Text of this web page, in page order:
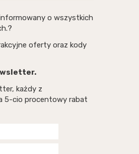
o wszystkich
oferty oraz kody
każdy z
5-cio procentowy rabat